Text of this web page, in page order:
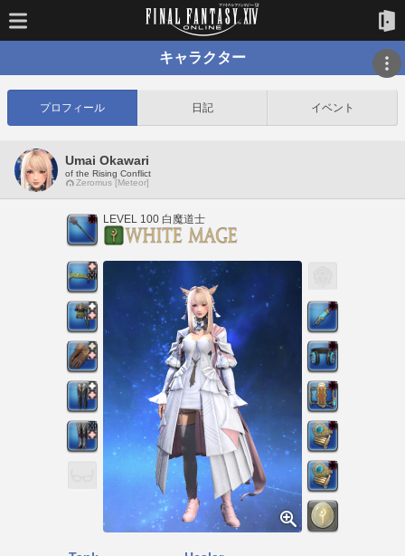
キャラクター
プロフィール 日記 イベント
Umai Okawari
of the Rising Conflict
Zeromus [Meteor]
LEVEL 100 白魔道士